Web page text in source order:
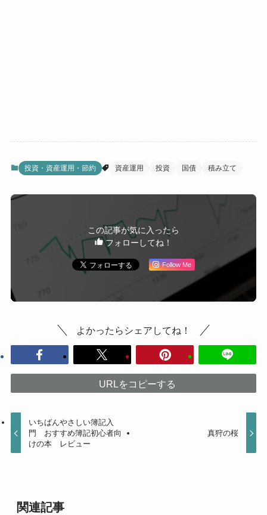
投資・資産運用・節約 資産運用 投資 国債 積み立て
この記事が気に入ったら
フォローしてね！
Follow Me
よかったらシェアしてね！
URLをコピーする
いちばんやさしい簿記入
門 おすすめ簿記初心者向
けの本 レビュー
真狩の桜
関連記事